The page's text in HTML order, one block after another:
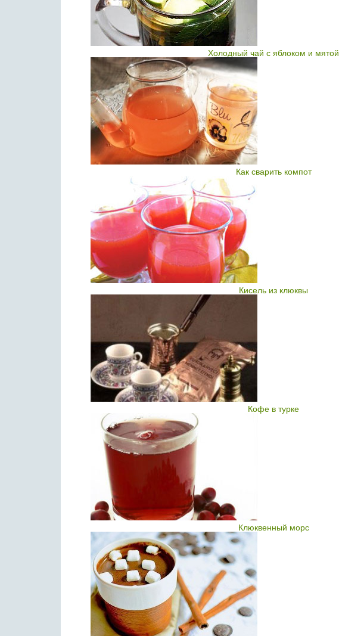
Холодный чай с яблоком и мятой
Как сварить компот
Кисель из клюквы
Кофе в турке
Клюквенный морс